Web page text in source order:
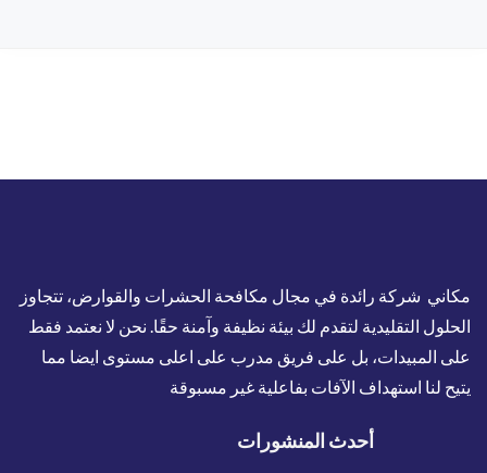
مكاني شركة رائدة في مجال مكافحة الحشرات والقوارض، تتجاوز
الحلول التقليدية لتقدم لك بيئة نظيفة وآمنة حقًا. نحن لا نعتمد فقط
على المبيدات، بل على فريق مدرب على اعلى مستوى ايضا مما
يتيح لنا استهداف الآفات بفاعلية غير مسبوقة
أحدث المنشورات